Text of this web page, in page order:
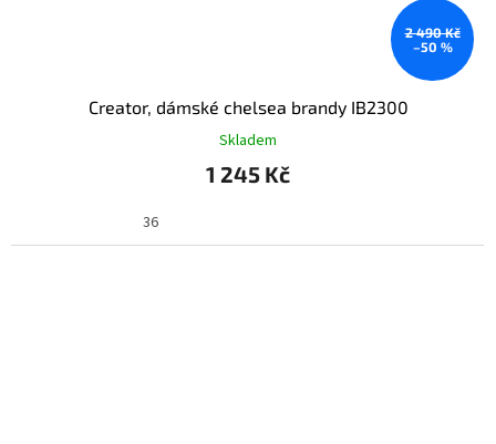
2 490 Kč
–50 %
Creator, dámské chelsea brandy IB2300
Skladem
1 245 Kč
36